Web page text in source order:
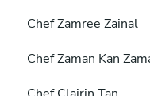
ChefZamree Zainal
ChefZaman Kan